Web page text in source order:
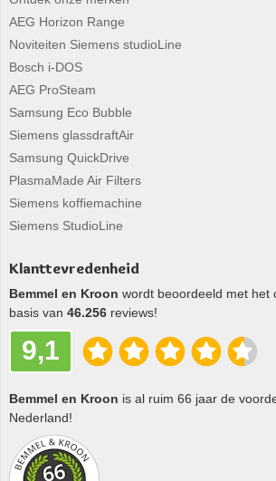
AEG Horizon Range
Noviteiten Siemens studioLine
Bosch i-DOS
AEG ProSteam
Samsung Eco Bubble
Siemens glassdraftAir
Samsung QuickDrive
PlasmaMade Air Filters
Siemens koffiemachine
Siemens StudioLine
Klanttevredenheid
Bemmel en Kroon wordt beoordeeld met het
basis van 46.256 reviews!
9,1
Bemmel en Kroon is al ruim 66 jaar de
Nederland!